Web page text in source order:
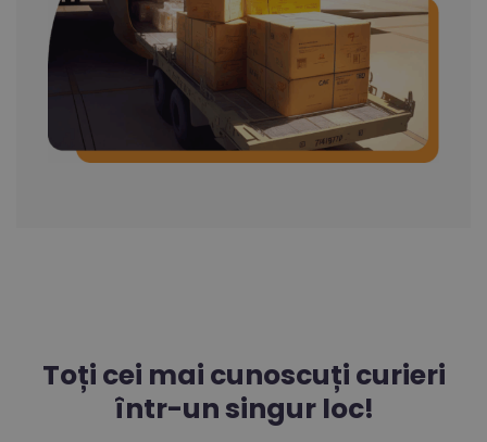
Toți cei mai cunoscuți curieri
într-un singur loc!